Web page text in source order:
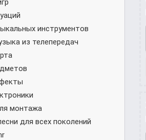
инструментов
из телепередач
монтажа
для всех поколений